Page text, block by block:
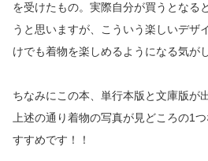
を受けたもの。実際自分が買うとなる
うと思いますが、こういう楽しいデザ
けでも着物を楽しめるようになる気が
ちなみにこの本、単行本版と文庫版が
上述の通り着物の写真が見どころの1
すすめです！！